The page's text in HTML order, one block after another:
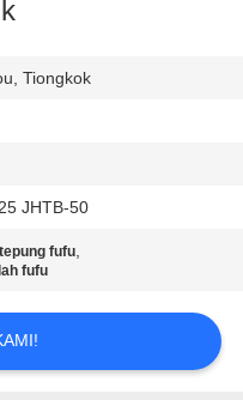
Tiongkok
JHTB-50
fufu,
fufu